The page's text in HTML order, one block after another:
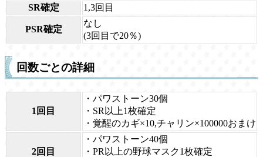
SR確定 1,3回目
PSR確定
なし
(3回目で20％)
回数ごとの詳細
1回目
・パワストーン30個
・SR以上1枚確定
・覚醒のカギ×10,チャリン×100000おまけ
2回目
・パワストーン40個
・PR以上の野球マスク1枚確定